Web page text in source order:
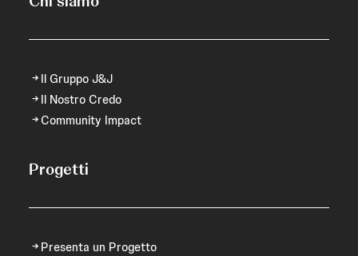
Il Gruppo J&J
Il Nostro Credo
Community Impact
Progetti
Presenta un Progetto